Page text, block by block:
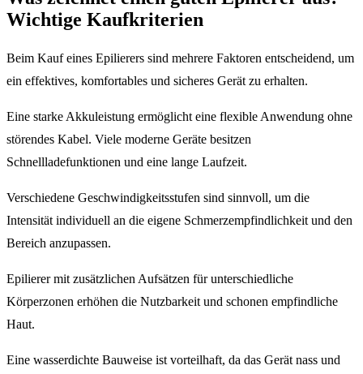
Wichtige Kaufkriterien
Beim Kauf eines Epilierers sind mehrere Faktoren entscheidend, um
ein effektives, komfortables und sicheres Gerät zu erhalten.
Eine starke Akkuleistung ermöglicht eine flexible Anwendung ohne
störendes Kabel. Viele moderne Geräte besitzen
Schnellladefunktionen und eine lange Laufzeit.
Verschiedene Geschwindigkeitsstufen sind sinnvoll, um die
Intensität individuell an die eigene Schmerzempfindlichkeit und den
Bereich anzupassen.
Epilierer mit zusätzlichen Aufsätzen für unterschiedliche
Körperzonen erhöhen die Nutzbarkeit und schonen empfindliche
Haut.
Eine wasserdichte Bauweise ist vorteilhaft, da das Gerät nass und